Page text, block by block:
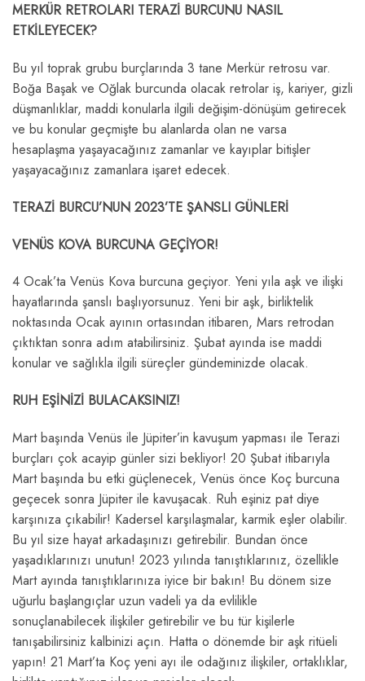
MERKÜR RETROLARI TERAZİ BURCUNU NASIL
ETKİLEYECEK?
Bu yıl toprak grubu burçlarında 3 tane Merkür retrosu var.
Boğa Başak ve Oğlak burcunda olacak retrolar iş, kariyer, gizli
düşmanlıklar, maddi konularla ilgili değişim-dönüşüm getirecek
ve bu konular geçmişte bu alanlarda olan ne varsa
hesaplaşma yaşayacağınız zamanlar ve kayıplar bitişler
yaşayacağınız zamanlara işaret edecek.
TERAZİ BURCU’NUN 2023’TE ŞANSLI GÜNLERİ
VENÜS KOVA BURCUNA GEÇİYOR!
4 Ocak’ta Venüs Kova burcuna geçiyor. Yeni yıla aşk ve ilişki
hayatlarında şanslı başlıyorsunuz. Yeni bir aşk, birliktelik
noktasında Ocak ayının ortasından itibaren, Mars retrodan
çıktıktan sonra adım atabilirsiniz. Şubat ayında ise maddi
konular ve sağlıkla ilgili süreçler gündeminizde olacak.
RUH EŞİNİZİ BULACAKSINIZ!
Mart başında Venüs ile Jüpiter’in kavuşum yapması ile Terazi
burçları çok acayip günler sizi bekliyor! 20 Şubat itibarıyla
Mart başında bu etki güçlenecek, Venüs önce Koç burcuna
geçecek sonra Jüpiter ile kavuşacak. Ruh eşiniz pat diye
karşınıza çıkabilir! Kadersel karşılaşmalar, karmik eşler olabilir.
Bu yıl size hayat arkadaşınızı getirebilir. Bundan önce
yaşadıklarınızı unutun! 2023 yılında tanıştıklarınız, özellikle
Mart ayında tanıştıklarınıza iyice bir bakın! Bu dönem size
uğurlu başlangıçlar uzun vadeli ya da evlilikle
sonuçlanabilecek ilişkiler getirebilir ve bu tür kişilerle
tanışabilirsiniz kalbinizi açın. Hatta o dönemde bir aşk ritüeli
yapın! 21 Mart’ta Koç yeni ayı ile odağınız ilişkiler, ortaklıklar,